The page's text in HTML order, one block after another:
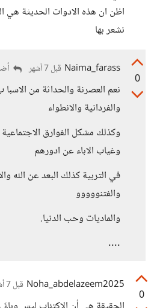
اظن ان هذه الادوات الحديثة هي
نشعر بها
0
Naima_farass قبل 7 أشهر
نعم العصرنة والحداثة من
والفردانية والانطواء
وكذلك مشكل الفوارق
وغياب الاباء عن ادورهم
في التربية كذلك البعد عن الله
والفتنووووو
والماديات وحب الدنيا.
....
0
Noha_abdelazeem2025 قبل 7 أشهر